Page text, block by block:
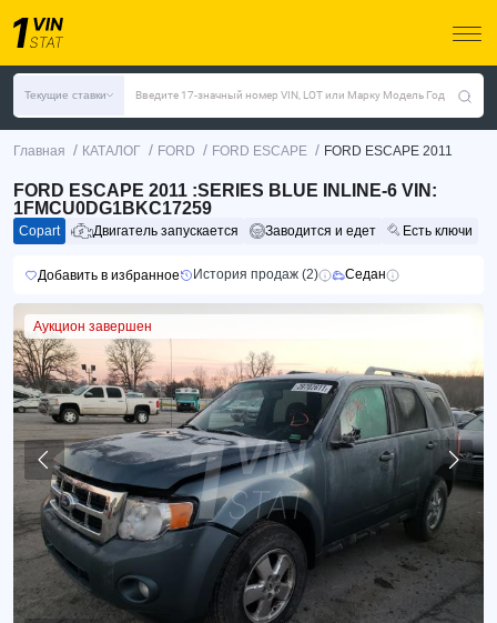
Текущие ставки Введите 17-значный номер VIN, LOT или Марку Модель Год
Главная / КАТАЛОГ / FORD / FORD ESCAPE / FORD ESCAPE 2011
FORD ESCAPE 2011 :SERIES BLUE INLINE-6 VIN:
1FMCU0DG1BKC17259
Copart Двигатель запускается Заводится и едет Есть ключи
Добавить в избранное История продаж (2) Седан
Аукцион завершен